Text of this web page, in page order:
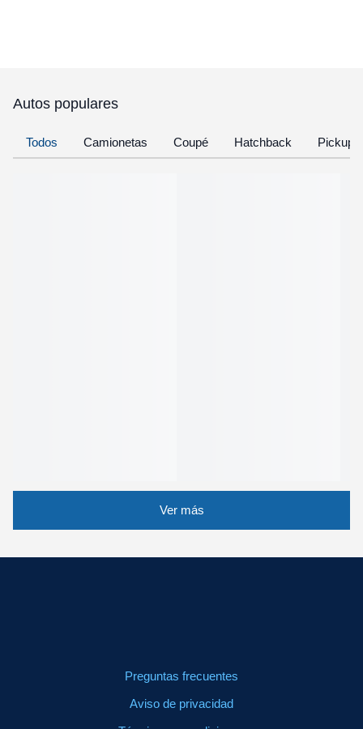
Autos populares
Todos Camionetas Coupé Hatchback Pickup
Ver más
Preguntas frecuentes
Aviso de privacidad